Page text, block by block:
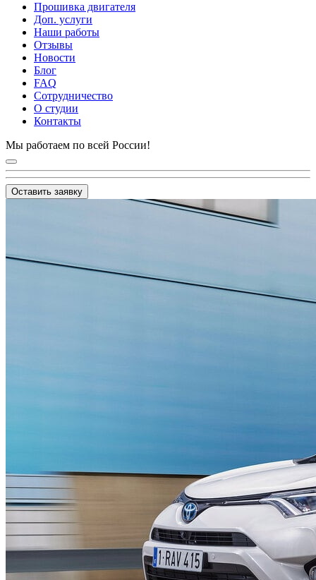
Прошивка двигателя
Доп. услуги
Наши работы
Отзывы
Новости
Блог
FAQ
Сотрудничество
О студии
Контакты
Мы работаем по всей России!
Оставить заявку